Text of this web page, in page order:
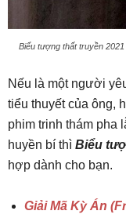
Biểu tượng thất truyền
Nếu là một người
tiểu thuyết của ông,
phim trinh thám pha
huyền bí thì Biểu
hợp dành cho bạn.
Giải Mã Kỳ Án